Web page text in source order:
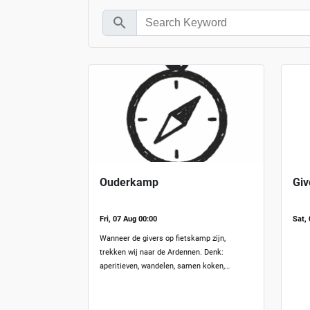
search
Ouderkamp
Fri, 07 Aug 00:00
Wanneer de givers op fietskamp zijn,
trekken wij naar de Ardennen. Denk:
aperitieven, wandelen, samen koken,
Sat,